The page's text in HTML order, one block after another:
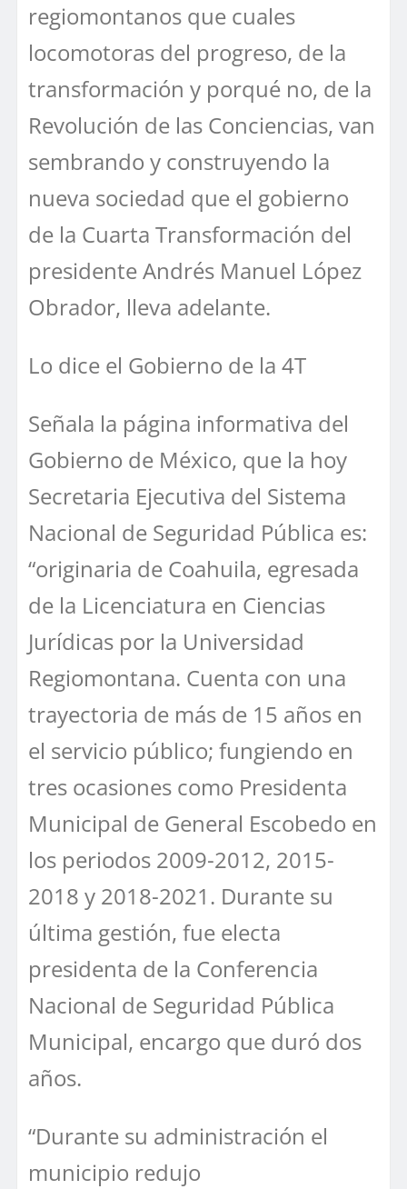
regiomontanos que cuales
locomotoras del progreso, de la
transformación y porqué no, de la
Revolución de las Conciencias, van
sembrando y construyendo la
nueva sociedad que el gobierno
de la Cuarta Transformación del
presidente Andrés Manuel López
Obrador, lleva adelante.
Lo dice el Gobierno de la 4T
Señala la página informativa del
Gobierno de México, que la hoy
Secretaria Ejecutiva del Sistema
Nacional de Seguridad Pública es:
“originaria de Coahuila, egresada
de la Licenciatura en Ciencias
Jurídicas por la Universidad
Regiomontana. Cuenta con una
trayectoria de más de 15 años en
el servicio público; fungiendo en
tres ocasiones como Presidenta
Municipal de General Escobedo en
los periodos 2009-2012, 2015-
2018 y 2018-2021. Durante su
última gestión, fue electa
presidenta de la Conferencia
Nacional de Seguridad Pública
Municipal, encargo que duró dos
años.
“Durante su administración el
municipio redujo